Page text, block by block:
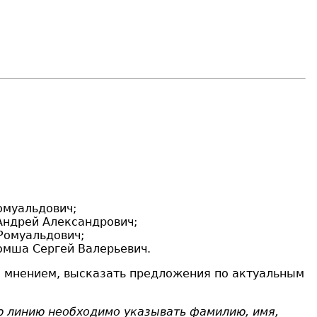
Александрович;
Сергей Валерьевич.
высказать предложения по актуальным
необходимо указывать фамилию, имя,